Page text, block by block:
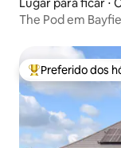
The Pod em
Entre os
Preferido dos